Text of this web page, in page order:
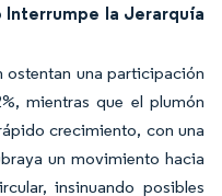
Interrumpe la Jerarquía
ostentan una participación
mientras que el plumón
crecimiento, con una
un movimiento hacia
insinuando posibles